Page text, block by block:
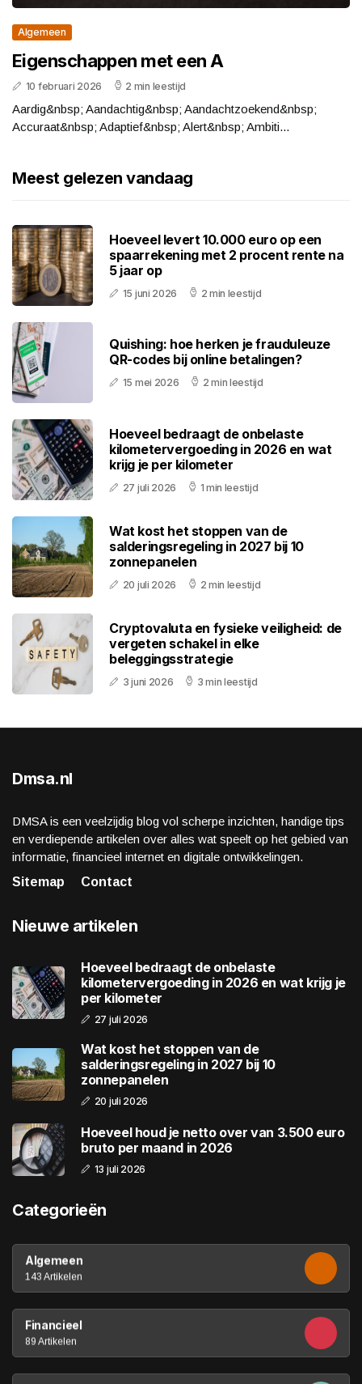
Algemeen
Eigenschappen met een A
10 februari 2026 2 min leestijd
Aardig&nbsp; Aandachtig&nbsp; Aandachtzoekend&nbsp;
Accuraat&nbsp; Adaptief&nbsp; Alert&nbsp; Ambiti...
Meest gelezen vandaag
Hoeveel levert 10.000 euro op een
spaarrekening met 2 procent rente na
5 jaar op
15 juni 2026 2 min leestijd
Quishing: hoe herken je frauduleuze
QR-codes bij online betalingen?
15 mei 2026 2 min leestijd
Hoeveel bedraagt de onbelaste
kilometervergoeding in 2026 en wat
krijg je per kilometer
27 juli 2026 1 min leestijd
Wat kost het stoppen van de
salderingsregeling in 2027 bij 10
zonnepanelen
20 juli 2026 2 min leestijd
Cryptovaluta en fysieke veiligheid: de
vergeten schakel in elke
beleggingsstrategie
3 juni 2026 3 min leestijd
Dmsa.nl
DMSA is een veelzijdig blog vol scherpe inzichten, handige tips
en verdiepende artikelen over alles wat speelt op het gebied van
informatie, financieel internet en digitale ontwikkelingen.
Sitemap
Contact
Nieuwe artikelen
Hoeveel bedraagt de onbelaste
kilometervergoeding in 2026 en wat krijg je
per kilometer
27 juli 2026
Wat kost het stoppen van de
salderingsregeling in 2027 bij 10
zonnepanelen
20 juli 2026
Hoeveel houd je netto over van 3.500 euro
bruto per maand in 2026
13 juli 2026
Categorieën
Algemeen
143 Artikelen
Financieel
89 Artikelen